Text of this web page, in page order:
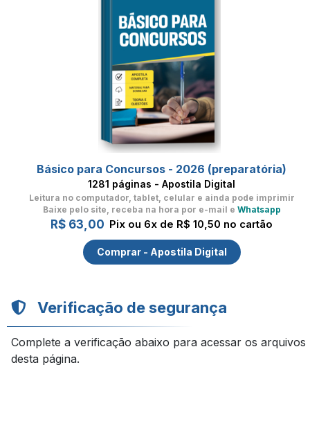
Básico para Concursos - 2026 (preparatória)
1281 páginas - Apostila Digital
Leitura no computador, tablet, celular e ainda pode imprimir
Baixe pelo site, receba na hora por e-mail e Whatsapp
R$ 63,00 Pix ou 6x de R$ 10,50 no cartão
Comprar - Apostila Digital
Verificação de segurança
Complete a verificação abaixo para acessar os arquivos
desta página.